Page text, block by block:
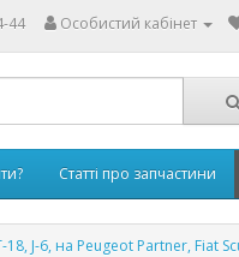
44 Особистий кабінет
Статті про запчастини
18, J-6, на Peugeot Partner, Fiat